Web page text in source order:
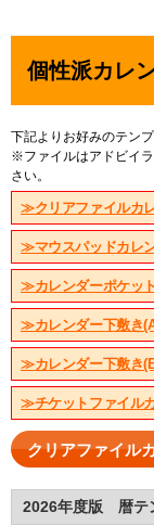
個性派カレ
下記よりお好みのテン
※ファイルはアドビイ
さい。
≫クリアファイルカ
≫マウスパッドカレ
≫カレンダーポケッ
≫カレンダー下敷き
≫カレンダー下敷き
≫チケットファイル
クリアファイル
2026年度版 暦テ